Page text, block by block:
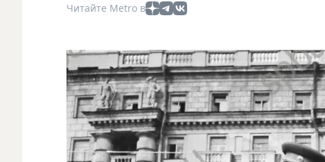
Читайте Metro в